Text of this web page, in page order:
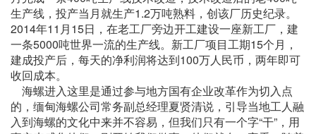
生产线，投产当月就生产1.2万吨熟料，创该厂历史纪录。
2014年11月15日，在老工厂旁边开工建设一座新工厂，建
一条5000吨世界一流的生产线。新工厂项目工期15个月，
建成投产后，每天的净利润将达到100万人民币，两年即可
收回成本。
海螺进入这里是通过参与地方国有企业改革作为切入点
的，缅甸海螺公司常务副总经理夏贤清说，引导当地工人融
入到海螺的文化中来并不容易，但我们只有一个字“干”，用